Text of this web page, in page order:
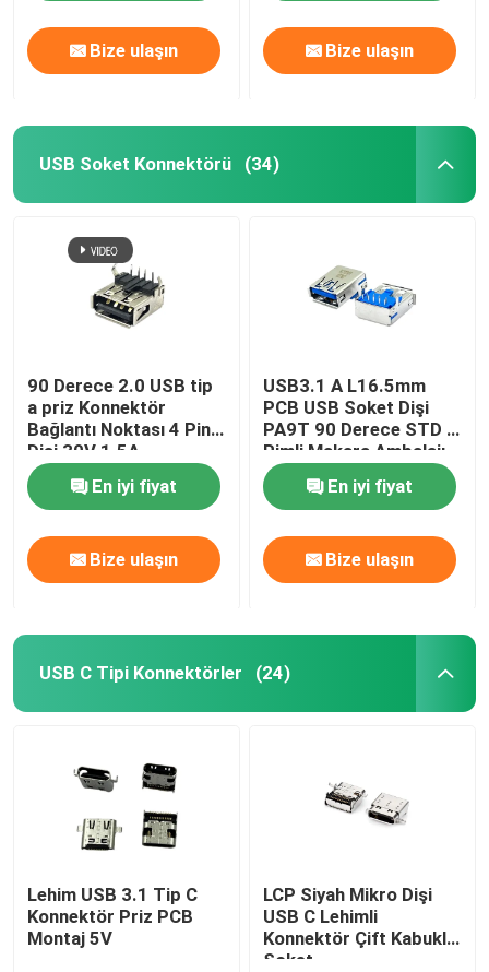
Bize ulaşın Bize ulaşın
USB Soket Konnektörü (34)
90 Derece 2.0 USB tip
a priz Konnektör
Bağlantı Noktası 4 Pin
Dişi 30V 1.5A
En iyi fiyat
Bize ulaşın
USB3.1 A L16.5mm
PCB USB Soket Dişi
PA9T 90 Derece STD 9
Pimli Makara Ambalajı
En iyi fiyat
Bize ulaşın
USB C Tipi Konnektörler (24)
Lehim USB 3.1 Tip C
Konnektör Priz PCB
Montaj 5V
LCP Siyah Mikro Dişi
USB C Lehimli
Konnektör Çift Kabuklu
Soket